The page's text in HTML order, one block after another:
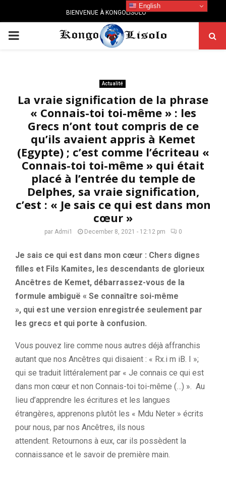
BIENVENUE À KONGOLISOLO
PRIMARY
Actualité
La vraie signification de la phrase
« Connais-toi toi-même » : les
Grecs n’ont tout compris de ce
qu’ils avaient appris à Kemet
(Egypte) ; c’est comme l’écriteau «
Connais-toi toi-même » qui était
placé à l’entrée du temple de
Delphes, sa vraie signification,
c’est : « Je sais ce qui est dans mon
cœur »
par Admi1 December 8, 2021 - 12:12 pm 0
Je sais ce qui est dans mon cœur : Chers dignes
filles et Fils Kamites, les descendants de glorieux
Ancêtres de Kemet, débarrassez-vous de la
formule ambiguë « Se connaître soi-même
», qui est une version enregistrée seulement par
les grecs et qui porte à confusion.
Vous pouvez lire comme nous autres déjà affranchis
autant que nos Ancêtres qui disaient : « Rx.i m iB. I »;
qui se traduit littéralement par « Je connais ce qui est
dans mon cœur et non Connais-toi toi-même (…) ». Au
lieu d’apprendre les écritures et les langues
étrangères, apprenons plutôt les « Mdu Neter » écrits
pour nous, par nos Ancêtres, ils nous
attendent. Retournons à eux, car ils possèdent la
connaissance et le savoir de première main.
English